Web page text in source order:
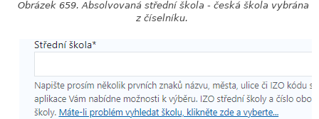
Obrázek 659. Absolvovaná střední škola - česká škola vybrána
z číselníku.